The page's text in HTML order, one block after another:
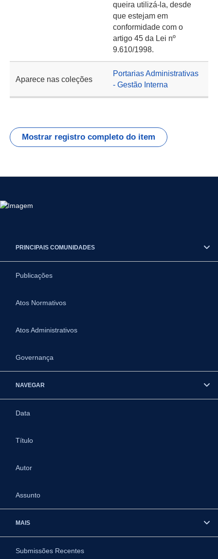
queira utilizá-la, desde
que estejam em
conformidade com o
artigo 45 da Lei nº
9.610/1998.
Aparece nas coleções
Portarias Administrativas
- Gestão Interna
Mostrar registro completo do item
PRINCIPAIS COMUNIDADES
Publicações
Atos Normativos
Atos Administrativos
Governança
NAVEGAR
Data
Título
Autor
Assunto
MAIS
Submissões Recentes